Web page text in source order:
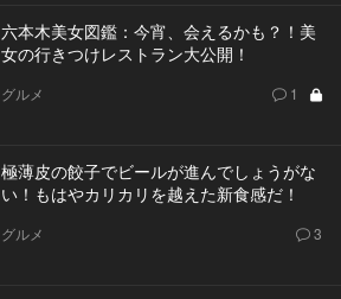
六本木美女図鑑：今宵、会えるかも？！美
女の行きつけレストラン大公開！
グルメ 1
極薄皮の餃子でビールが進んでしょうがな
い！もはやカリカリを越えた新食感だ！
グルメ 3